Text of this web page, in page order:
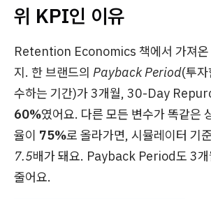
위 KPI인 이유
Retention Economics 책에서 가져온
지. 한 브랜드의 Payback Period(투
수하는 기간)가 3개월, 30-Day
60%였어요. 다른 모든 변수가 똑같은
율이 75%로 올라가면, 시뮬레이터 기
7.5배가 돼요. Payback Period도 3개
줄어요.